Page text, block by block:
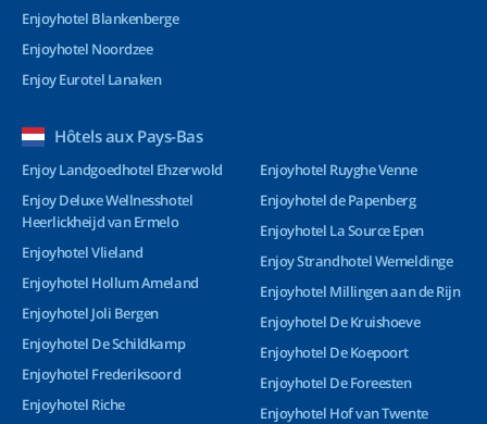
Enjoyhotel Blankenberge
Enjoyhotel Noordzee
Enjoy Eurotel Lanaken
Hôtels aux Pays-Bas
Enjoy Landgoedhotel Ehzerwold
Enjoy Deluxe Wellnesshotel
Heerlickheijd van Ermelo
Enjoyhotel Vlieland
Enjoyhotel Hollum Ameland
Enjoyhotel Joli Bergen
Enjoyhotel De Schildkamp
Enjoyhotel Frederiksoord
Enjoyhotel Riche
Enjoyhotel Ruyghe Venne
Enjoyhotel de Papenberg
Enjoyhotel La Source Epen
Enjoy Strandhotel Wemeldinge
Enjoyhotel Millingen aan de Rijn
Enjoyhotel De Kruishoeve
Enjoyhotel De Koepoort
Enjoyhotel De Foreesten
Enjoyhotel Hof van Twente